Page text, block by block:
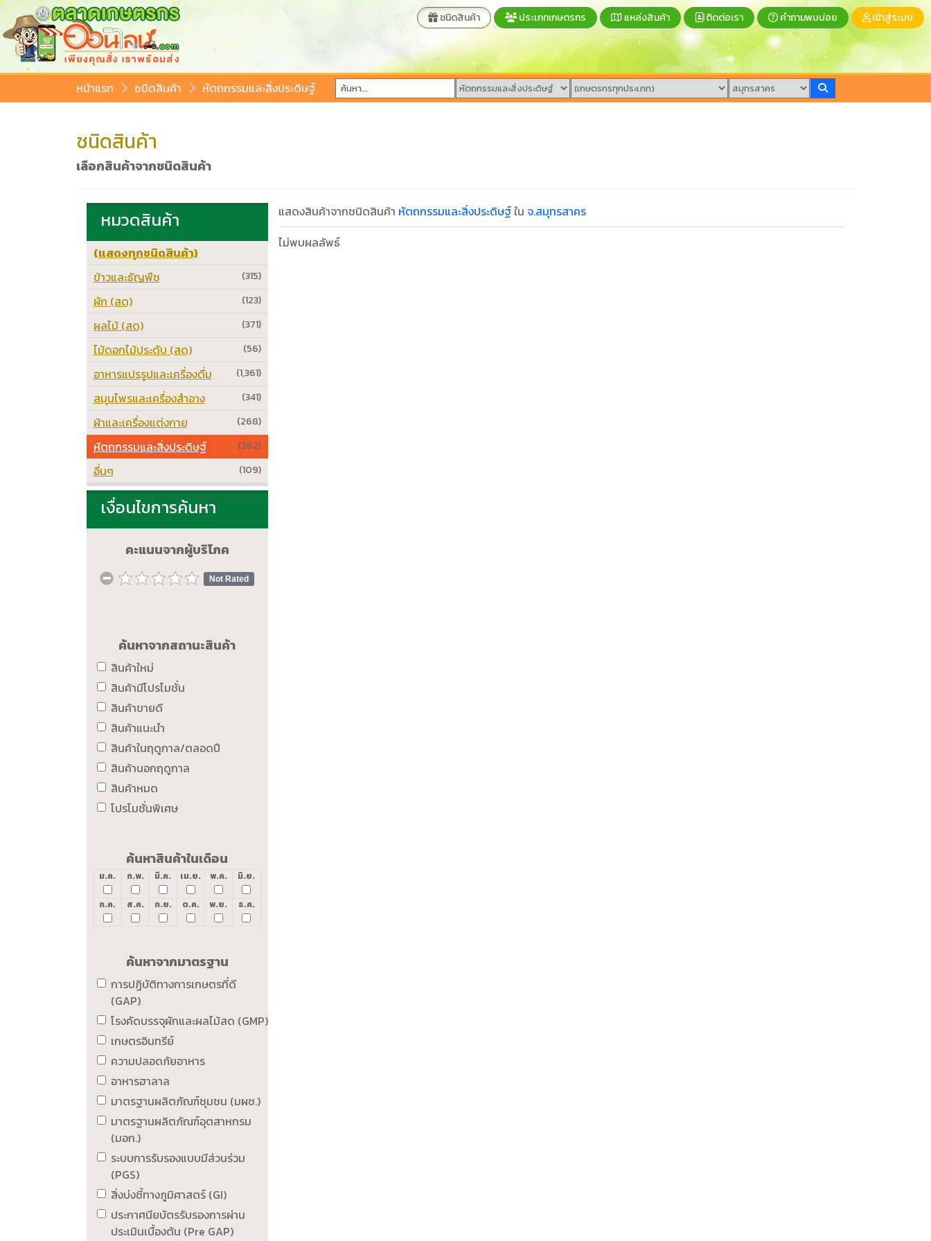
ชนิดสินค้า ประเภทเกษตรกร แหล่งสินค้า ติดต่อเรา คำถามพบบ่อย เข้าสู่ระบบ
หน้าแรก ชนิดสินค้า หัตถกรรมและสิ่งประดิษฐ์
ชนิดสินค้า
เลือกสินค้าจากชนิดสินค้า
แสดงสินค้าจากชนิดสินค้า หัตถกรรมและสิ่งประดิษฐ์ใน จ.สมุทรสาคร
ไม่พบผลลัพธ์
หมวดสินค้า
(แสดงทุกชนิดสินค้า)
(315)
ข้าวและธัญพืช
(123)
ผัก (สด)
(371)
ผลไม้ (สด)
(56)
ไม้ดอกไม้ประดับ (สด)
(1,361)
อาหารแปรรูปและเครื่องดื่ม
(341)
สมุนไพรและเครื่องสำอาง
(268)
ผ้าและเครื่องแต่งกาย
(262)
หัตถกรรมและสิ่งประดิษฐ์
(109)
อื่นๆ
เงื่อนไขการค้นหา
คะแนนจากผู้บริโภค
Not Rated
ค้นหาจากสถานะสินค้า
สินค้าใหม่
สินค้ามีโปรโมชั่น
สินค้าขายดี
สินค้าแนะนำ
สินค้าในฤดูกาล/ตลอดปี
สินค้านอกฤดูกาล
สินค้าหมด
โปรโมชั่นพิเศษ
ค้นหาสินค้าในเดือน
ม.ค. ก.พ. มี.ค. เม.ย. พ.ค. มิ.ย.
ก.ค. ส.ค. ก.ย. ต.ค. พ.ย. ธ.ค.
ค้นหาจากมาตรฐาน
การปฏิบัติทางการเกษตรที่ดี
(GAP)
โรงคัดบรรจุผักและผลไม้สด (GMP)
เกษตรอินทรีย์
ความปลอดภัยอาหาร
อาหารฮาลาล
มาตรฐานผลิตภัณฑ์ชุมชน (มผช.)
มาตรฐานผลิตภัณฑ์อุตสาหกรม
(มอก.)
ระบบการรับรองแบบมีส่วนร่วม
(PGS)
สิ่งบ่งชี้ทางภูมิศาสตร์ (GI)
ประกาศนียบัตรรับรองการผ่าน
ประเมินเบื้องต้น (Pre GAP)